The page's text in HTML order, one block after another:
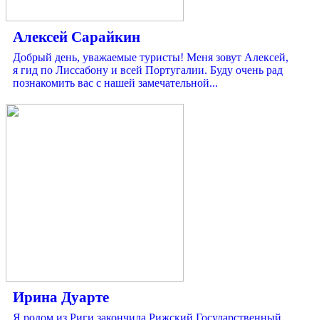
Алексей Сарайкин
Добрый день, уважаемые туристы! Меня зовут Алексей,
я гид по Лиссабону и всей Португалии. Буду очень рад
познакомить вас с нашей замечательной...
Ирина Дуарте
Я родом из Риги,закончила Рижский Государственный